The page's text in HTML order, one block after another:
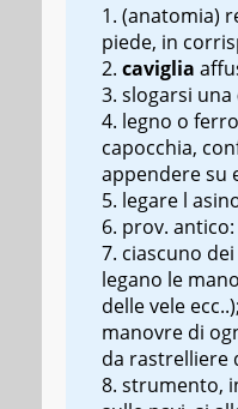
(anatomia)
piede, in
caviglia
slogarsi una
legno o
capocchia,
appendere su
legare l
prov.
ciascuno
legano le
delle vele
manovre di
da rastrelliere
strumento,